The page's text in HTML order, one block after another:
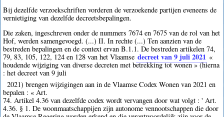
Bij dezelfde verzoekschriften vorderen de verzoekende partijen eveneens de
vernietiging van dezelfde decreetsbepalingen.
Die zaken, ingeschreven onder de nummers 7674 en 7675 van de rol van het
Hof, werden samengevoegd. (...) II. In rechte (...) Ten aanzien van de
bestreden bepalingen en de context ervan B.1.1. De bestreden artikelen 74,
79, 83, 105, 122, 124 en 128 van het Vlaamse decreet van 9 juli 2021 «
houdende wijziging van diverse decreten met betrekking tot wonen » (hierna
: het decreet van 9 juli
2021) brengen wijzigingen aan in de Vlaamse Codex Wonen van 2021 en
bepalen : « Art.
74. Artikel 4.36 van dezelfde codex wordt vervangen door wat volgt : ' Art.
4.36. § 1. De woonmaatschappijen zijn autonome vennootschappen die door